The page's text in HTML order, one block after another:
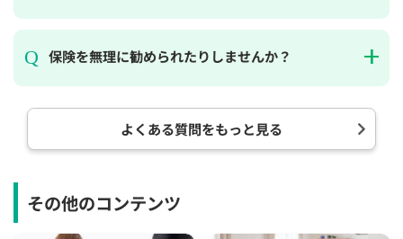
保険を無理に勧められたりしませんか？
よくある質問をもっと見る
その他のコンテンツ